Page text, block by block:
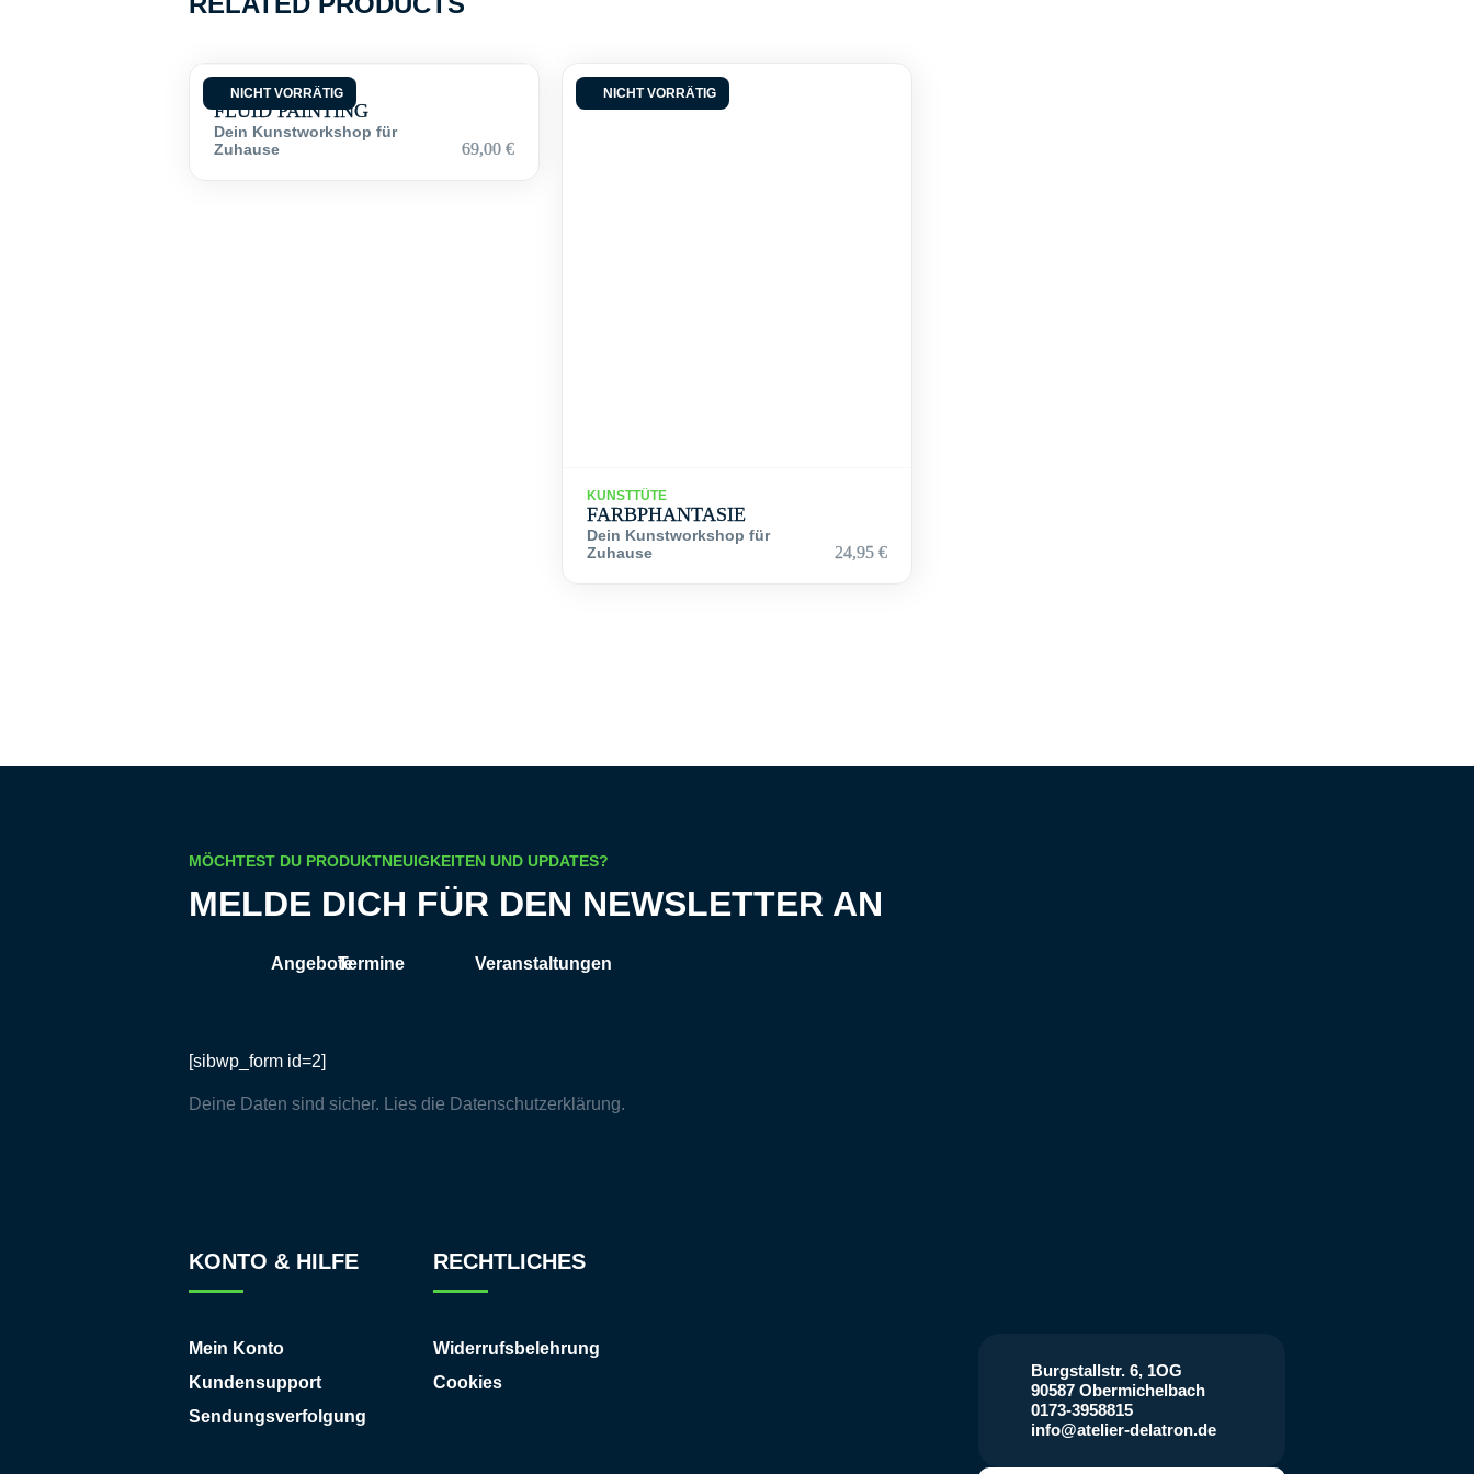
KUNSTTÜTE
FLUID PAINTING
Dein Kunstworkshop für
Zuhause
NICHT VORRÄTIG
69,00 €
KUNSTTÜTE
FARBPHANTASIE
Dein Kunstworkshop für
Zuhause
NICHT VORRÄTIG
24,95 €
MÖCHTEST DU PRODUKTNEUIGKEITEN UND UPDATES?
MELDE DICH FÜR DEN NEWSLETTER AN
AngeboteTermine Veranstaltungen
[sibwp_form id=2]
Deine Daten sind sicher. Lies die Datenschutzerklärung.
KONTO & HILFE
Mein Konto
Kundensupport
Sendungsverfolgung
RECHTLICHES
Widerrufsbelehrung
Cookies
Burgstallstr. 6, 1OG
90587 Obermichelbach
0173-3958815
info@atelier-delatron.de